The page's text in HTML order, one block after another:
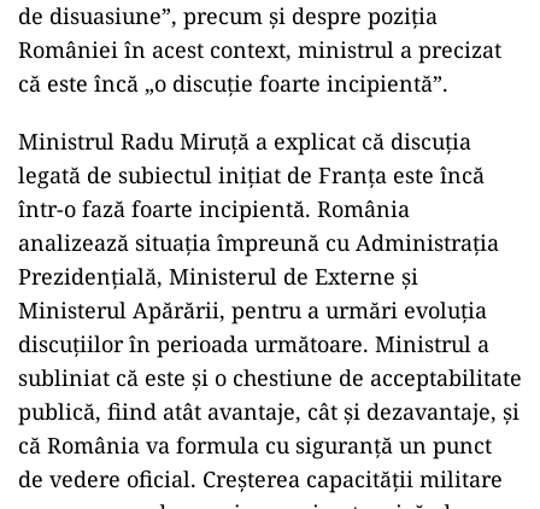
de disuasiune”, precum și despre poziția
României în acest context, ministrul a precizat
că este încă „o discuție foarte incipientă”.
Ministrul Radu Miruță a explicat că discuția
legată de subiectul inițiat de Franța este încă
într-o fază foarte incipientă. România
analizează situația împreună cu Administrația
Prezidențială, Ministerul de Externe și
Ministerul Apărării, pentru a urmări evoluția
discuțiilor în perioada următoare. Ministrul a
subliniat că este și o chestiune de acceptabilitate
publică, fiind atât avantaje, cât și dezavantaje, și
că România va formula cu siguranță un punct
de vedere oficial. Creșterea capacității militare